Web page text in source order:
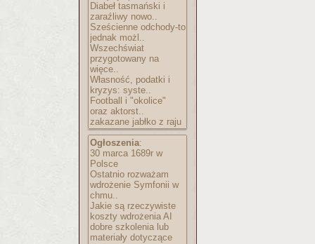
Diabeł tasmański i
zaraźliwy nowo..
Sześcienne odchody-to
jednak możl..
Wszechświat
przygotowany na
więce..
Własność, podatki i
kryzys: syste..
Football i "okolice"
oraz aktorst..
zakazane jabłko z raju
Ogłoszenia:
30 marca 1689r w
Polsce
Ostatnio rozważam
wdrożenie Symfonii w
chmu..
Jakie są rzeczywiste
koszty wdrożenia AI
dobre szkolenia lub
materiały dotyczące